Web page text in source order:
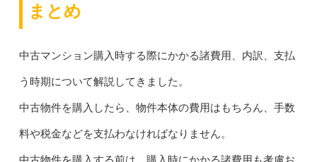
まとめ
中古マンション購入時する際にかかる諸費用、内訳、支払
う時期について解説してきました。
中古物件を購入したら、物件本体の費用はもちろん、手数
料や税金などを支払わなければなりません。
中古物件を購入する前は、購入時にかかる諸費用も考慮お